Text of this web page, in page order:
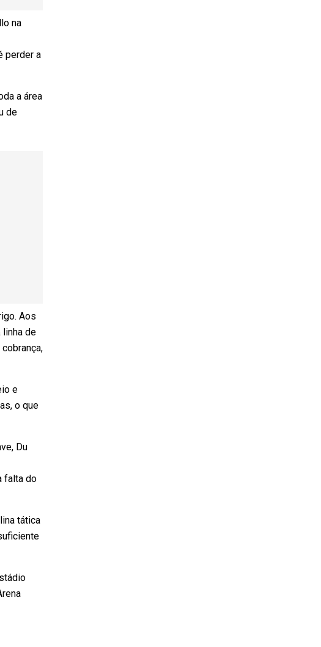
na
perder a
a área
de
Aos
linha de
e
o que
Du
falta do
tática